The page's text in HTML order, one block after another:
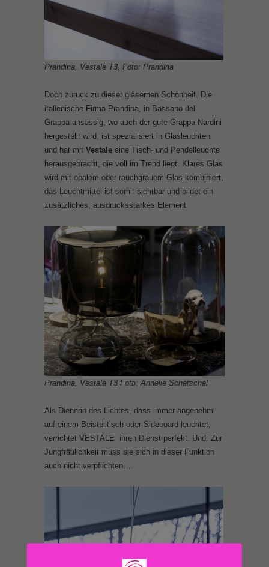
Prandina, Vestale T3, Foto: Prandina
Doch zurück zu dieser gläsernen Schönheit. Die
italienische Firma Prandina, in Bassano del
Grappa ansässig, wo auch der gute Grappa Nardini
hergestellt wird, ist spezialisiert in Glasleuchten
und hat mit Vestale eine Tisch- und Pendelleuchte
herausgebracht, die voll im Trend liegt. Klares Glas
wird mit opalem oder rauchgrauem Glas kombiniert,
das Leuchtmittel ist somit sichtbar und bildet ein
zusätzliches, ausdrucksstarkes Element.
Prandina, Vestale T3 Foto: Annelie Scherschel
Als Dienerin des Lichtes, dass immer angenehm
auf einem Beistelltisch oder Sideboard leuchtet,
verrichtet VESTALE ihren Dienst perfekt. Und: Zur
Jungfräulichkeit muss sie sich in dieser Funktion
auch nicht verpflichten….